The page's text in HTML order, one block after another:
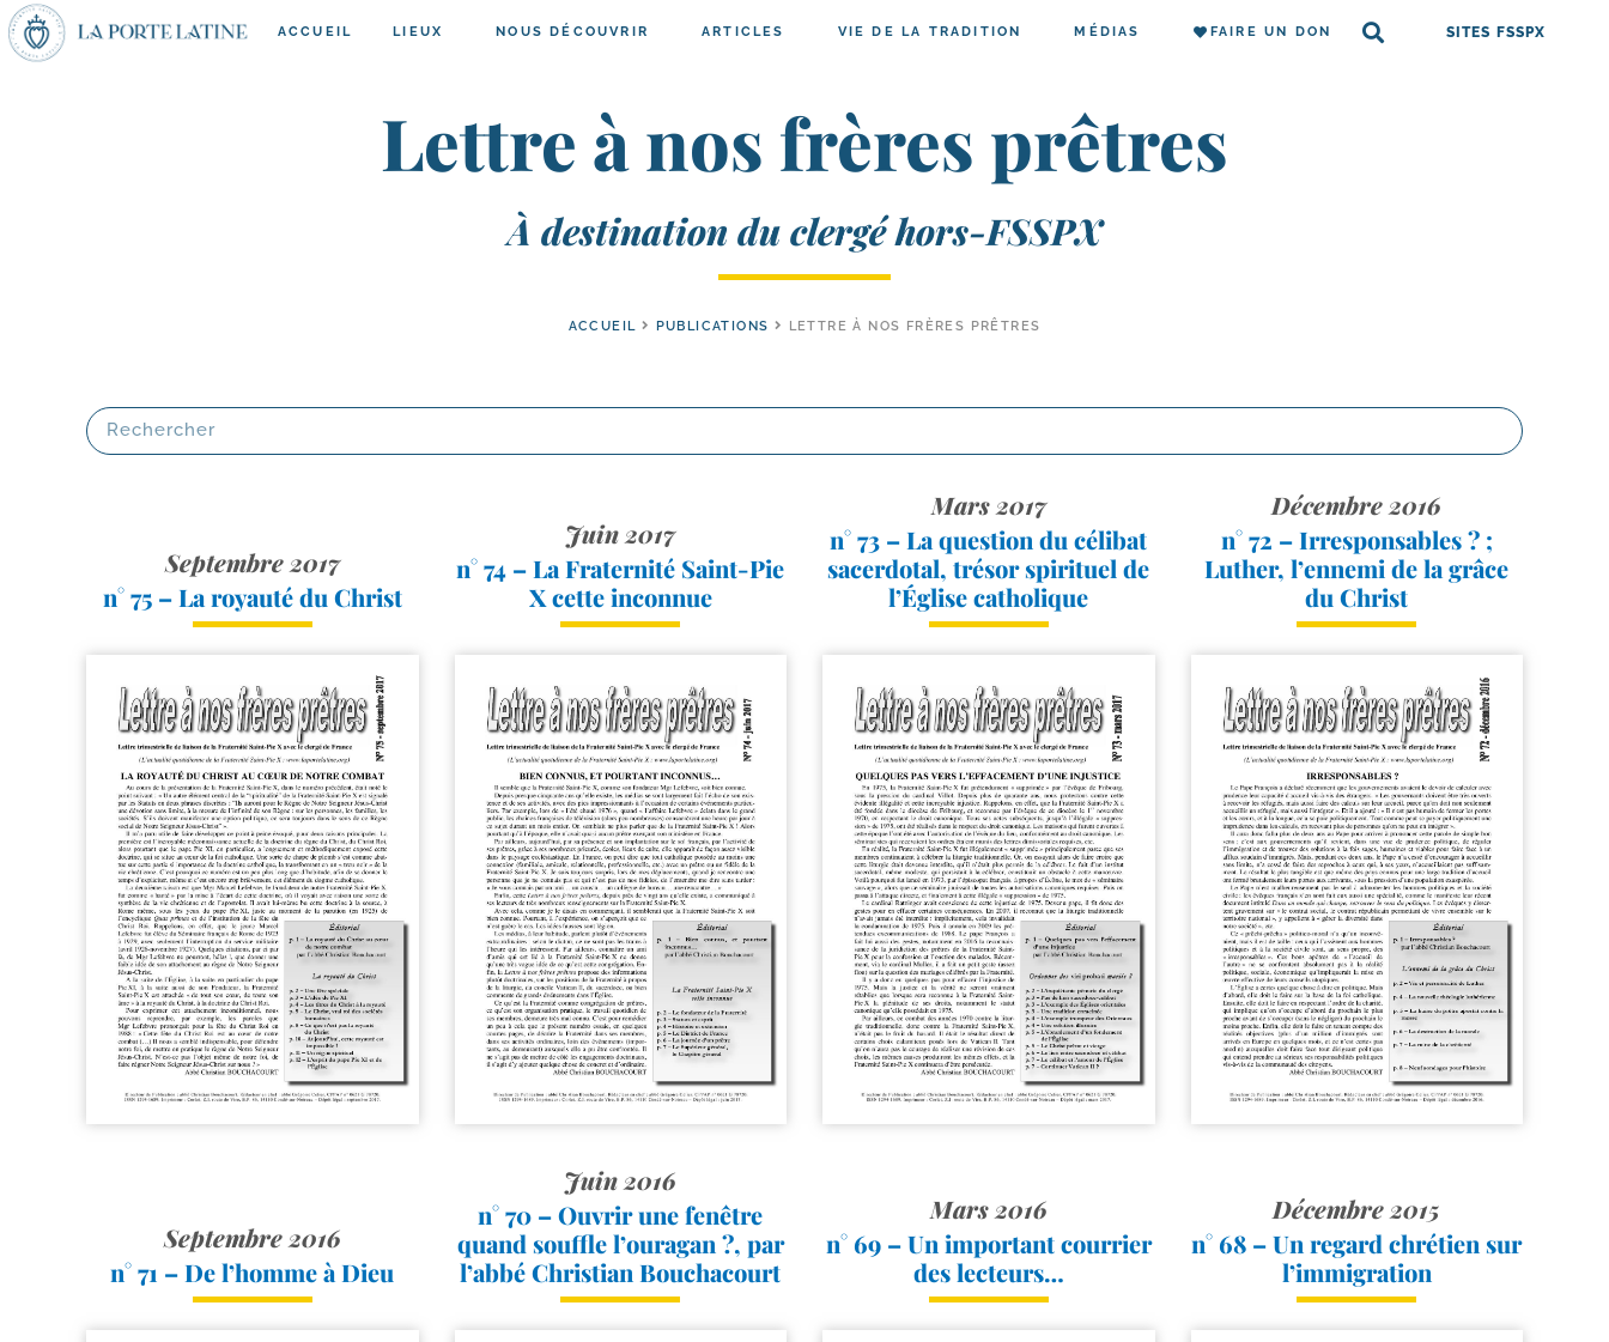
ACCUEIL LIEUX NOUS DÉCOUVRIR ARTICLES VIE DE LA TRADITION MÉDIAS FAIRE UN DON SITES FSSPX
Lettre à nos frères prêtres
À destination du clergé hors-FSSPX
ACCUEIL PUBLICATIONS LETTRE À NOS FRÈRES PRÊTRES
Septembre 2017
n° 75 – La royauté du Christ
Juin 2017
n° 74 – La Fraternité Saint-​Pie
X cette inconnue
Mars 2017
n° 73 – La question du célibat
sacerdotal, trésor spirituel de
l’Église catholique
Décembre 2016
n° 72 – Irresponsables ? ;
Luther, l’ennemi de la grâce
du Christ
Septembre 2016
n° 71 – De l’homme à Dieu
Juin 2016
n° 70 – Ouvrir une fenêtre
quand souffle l’ouragan ?, par
l’abbé Christian Bouchacourt
Mars 2016
n° 69 – Un important courrier
des lecteurs…
Décembre 2015
n° 68 – Un regard chrétien sur
l’immigration